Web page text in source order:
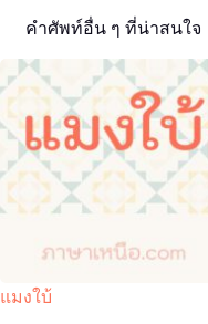
คำศัพท์อื่น ๆ ที่น่าสนใจ
แมงใบ้